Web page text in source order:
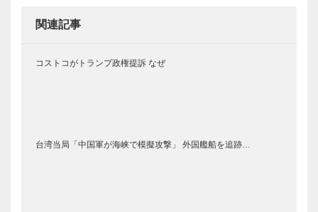
関連記事
コストコがトランプ政権提訴 なぜ
台湾当局「中国軍が海峡で模擬攻撃」 外国艦船を追跡…